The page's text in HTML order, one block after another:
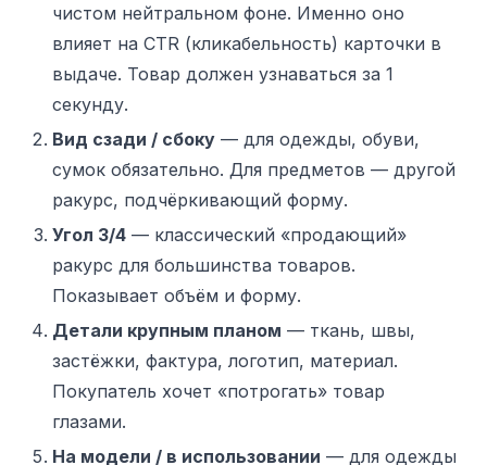
чистом нейтральном фоне. Именно оно
влияет на CTR (кликабельность) карточки в
выдаче. Товар должен узнаваться за 1
секунду.
Вид сзади / сбоку — для одежды, обуви,
сумок обязательно. Для предметов — другой
ракурс, подчёркивающий форму.
Угол 3/4 — классический «продающий»
ракурс для большинства товаров.
Показывает объём и форму.
Детали крупным планом — ткань, швы,
застёжки, фактура, логотип, материал.
Покупатель хочет «потрогать» товар
глазами.
На модели / в использовании — для одежды